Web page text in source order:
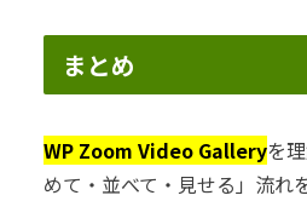
まとめ
WP Zoom Video Galleryを
めて・並べて・見せる」流れ